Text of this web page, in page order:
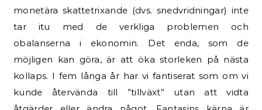
monetära skattetrixande (dvs. snedvridningar) inte
tar itu med de verkliga problemen och
obalanserna i ekonomin. Det enda, som de
möjligen kan göra, är att öka storleken på nästa
kollaps. I fem långa år har vi fantiserat som om vi
kunde återvända till ”tillväxt” utan att vidta